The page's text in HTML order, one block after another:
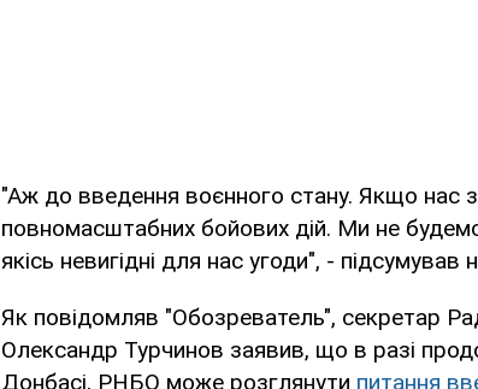
"Аж до введення воєнного стану. Якщо нас
повномасштабних бойових дій. Ми не будемо
якісь невигідні для нас угоди", - підсумував
Як повідомляв "Обозреватель", секретар
Олександр Турчинов заявив, що в разі
Донбасі, РНБО може розглянути питання